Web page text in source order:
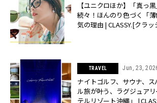
【ユニクロほか】「真っ
続々！ほんのり色づく「
気の理由 | CLASSY.[クラッ
TRAVEL Jun, 23,
ナイトゴルフ、サウナ、
ル旅が叶う、ラグジュア
テルリゾート沖縄」 |